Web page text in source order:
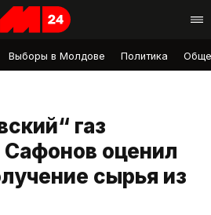
Выборы в Молдове Политика
газ
оценил
сырья из